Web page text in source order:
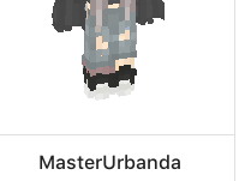
MasterUrbanda